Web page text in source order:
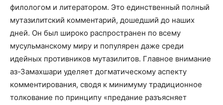
филологом и литератором. Это единственный полный
мутазилитский комментарий, дошедший до наших
дней. Он был широко распространен по всему
мусульманскому миру и популярен даже среди
идейных противников мутазилитов. Главное внимание
аз-Замахшари уделяет догматическому аспекту
комментирования, сводя к минимуму традиционное
толкование по принципу «предание разъясняет